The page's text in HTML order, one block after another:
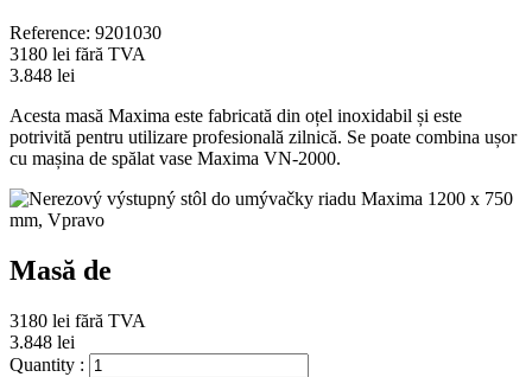
Reference: 9201030
3180 lei fără TVA
3.848 lei
Acesta masă Maxima este fabricată din oțel inoxidabil și este
potrivită pentru utilizare profesională zilnică. Se poate combina ușor
cu mașina de spălat vase Maxima VN-2000.
Masă de
3180 lei fără TVA
3.848 lei
Quantity :